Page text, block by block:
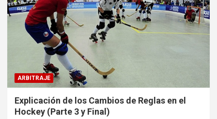
ARBITRAJE
Explicación de los Cambios de Reglas en el
Hockey (Parte 3 y Final)